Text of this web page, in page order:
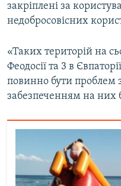
закріплені за
недобросовісних
«Таких територій на
Феодосії та 3 в
повинно бути проблем
забезпеченням на них